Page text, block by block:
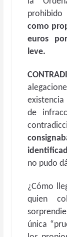
como
euros
leve.
de
no pudo
¿Cómo
quien
única